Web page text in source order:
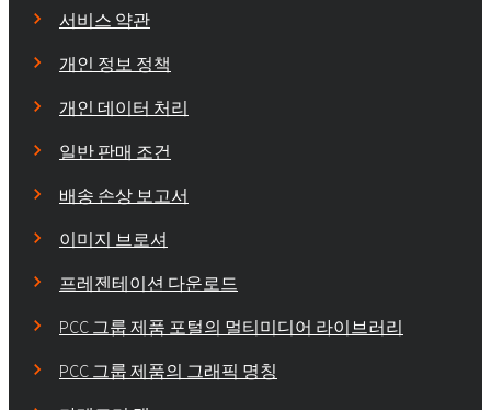
서비스 약관
개인 정보 정책
개인 데이터 처리
일반 판매 조건
배송 손상 보고서
이미지 브로셔
프레젠테이션 다운로드
PCC 그룹 제품 포털의 멀티미디어 라이브러리
PCC 그룹 제품의 그래픽 명칭